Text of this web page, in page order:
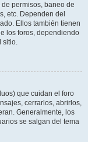
permisos, baneo de
etc. Dependen del
Ellos también tienen
los foros, dependiendo
sitio.
que cuidan el foro
cerrarlos, abrirlos,
Generalmente, los
se salgan del tema